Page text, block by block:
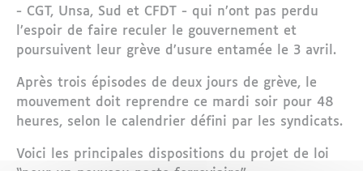
- CGT, Unsa, Sud et CFDT - qui n’ont pas perdu
l’espoir de faire reculer le gouvernement et
poursuivent leur grève d’usure entamée le 3 avril.
Après trois épisodes de deux jours de grève, le
mouvement doit reprendre ce mardi soir pour 48
heures, selon le calendrier défini par les syndicats.
Voici les principales dispositions du projet de loi